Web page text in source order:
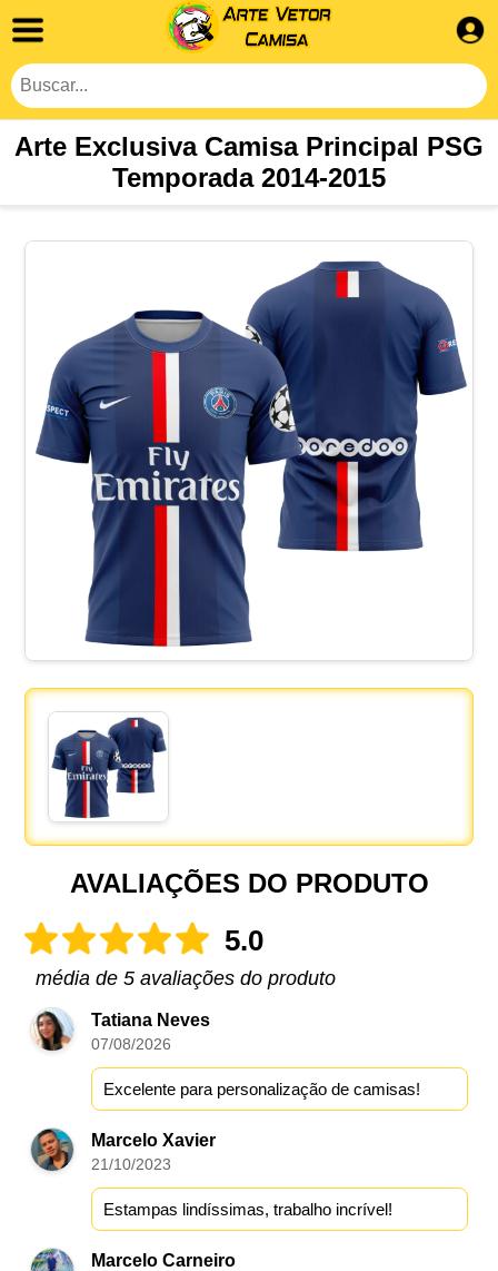
Arte Exclusiva Camisa Principal PSG
Temporada 2014-2015
AVALIAÇÕES DO PRODUTO
5.0
média de 5 avaliações do produto
Tatiana Neves
07/08/2026
Excelente para personalização de camisas!
Marcelo Xavier
21/10/2023
Estampas lindíssimas, trabalho incrível!
Marcelo Carneiro